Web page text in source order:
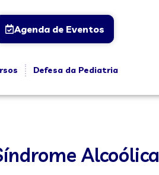
Agenda de Eventos
Defesa da Pediatria
Alcoólica